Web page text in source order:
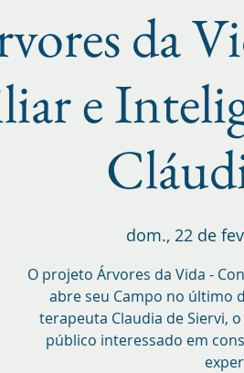
da
e
dom., 22 de
O projeto Árvores da Vida -
abre seu Campo no último
terapeuta Claudia de Siervi,
público interessado em